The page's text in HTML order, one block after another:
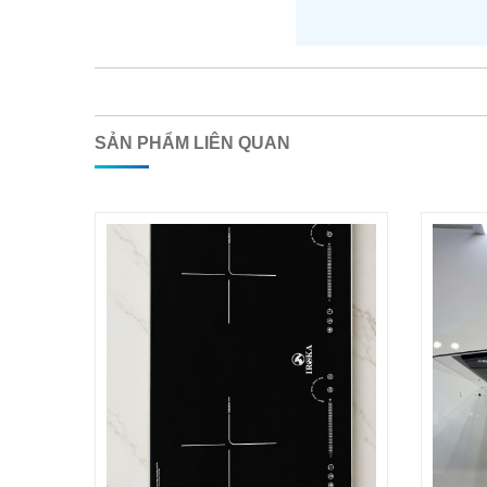
SẢN PHẨM LIÊN QUAN